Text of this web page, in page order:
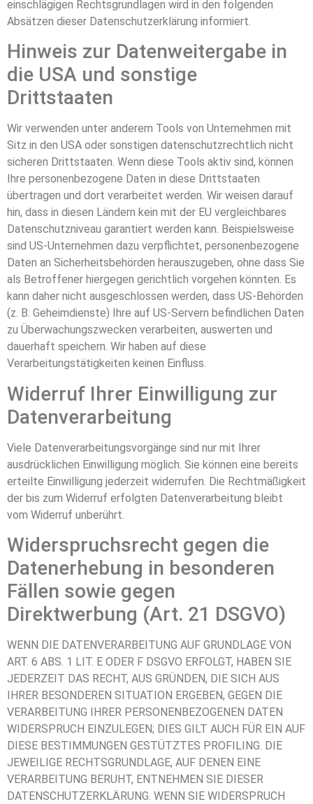
einschlägigen Rechtsgrundlagen wird in den folgenden
Absätzen dieser Datenschutzerklärung informiert.
Hinweis zur Datenweitergabe in
die USA und sonstige
Drittstaaten
Wir verwenden unter anderem Tools von Unternehmen mit
Sitz in den USA oder sonstigen datenschutzrechtlich nicht
sicheren Drittstaaten. Wenn diese Tools aktiv sind, können
Ihre personenbezogene Daten in diese Drittstaaten
übertragen und dort verarbeitet werden. Wir weisen darauf
hin, dass in diesen Ländern kein mit der EU vergleichbares
Datenschutzniveau garantiert werden kann. Beispielsweise
sind US-Unternehmen dazu verpflichtet, personenbezogene
Daten an Sicherheitsbehörden herauszugeben, ohne dass Sie
als Betroffener hiergegen gerichtlich vorgehen könnten. Es
kann daher nicht ausgeschlossen werden, dass US-Behörden
(z. B. Geheimdienste) Ihre auf US-Servern befindlichen Daten
zu Überwachungszwecken verarbeiten, auswerten und
dauerhaft speichern. Wir haben auf diese
Verarbeitungstätigkeiten keinen Einfluss.
Widerruf Ihrer Einwilligung zur
Datenverarbeitung
Viele Datenverarbeitungsvorgänge sind nur mit Ihrer
ausdrücklichen Einwilligung möglich. Sie können eine bereits
erteilte Einwilligung jederzeit widerrufen. Die Rechtmäßigkeit
der bis zum Widerruf erfolgten Datenverarbeitung bleibt
vom Widerruf unberührt.
Widerspruchsrecht gegen die
Datenerhebung in besonderen
Fällen sowie gegen
Direktwerbung (Art. 21 DSGVO)
WENN DIE DATENVERARBEITUNG AUF GRUNDLAGE VON
ART. 6 ABS. 1 LIT. E ODER F DSGVO ERFOLGT, HABEN SIE
JEDERZEIT DAS RECHT, AUS GRÜNDEN, DIE SICH AUS
IHRER BESONDEREN SITUATION ERGEBEN, GEGEN DIE
VERARBEITUNG IHRER PERSONENBEZOGENEN DATEN
WIDERSPRUCH EINZULEGEN; DIES GILT AUCH FÜR EIN AUF
DIESE BESTIMMUNGEN GESTÜTZTES PROFILING. DIE
JEWEILIGE RECHTSGRUNDLAGE, AUF DENEN EINE
VERARBEITUNG BERUHT, ENTNEHMEN SIE DIESER
DATENSCHUTZERKLÄRUNG. WENN SIE WIDERSPRUCH